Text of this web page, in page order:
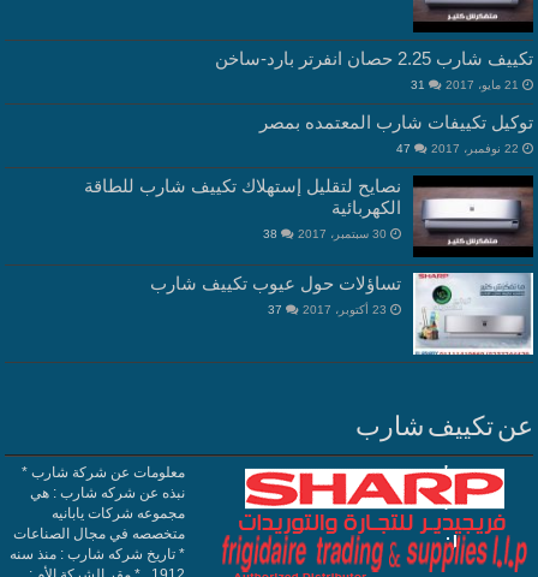
شارب 2.25 حصان انفرتر بارد-ساخن
21 مايو، 2017 31
تكييفات شارب المعتمده بمصر
22 نوفمبر، 2017 47
نصايح لتقليل إستهلاك تكييف شارب للطاقة
الكهربائية
30 سبتمبر، 2017 38
تساؤلات حول عيوب تكييف شارب
23 أكتوبر، 2017 37
تكييف شارب
معلومات عن شركة شارب *
نبذه عن شركه شارب : هي
مجموعه شركات يابانيه
متخصصه في مجال الصناعات
* تاريخ شركه شارب : منذ سنه